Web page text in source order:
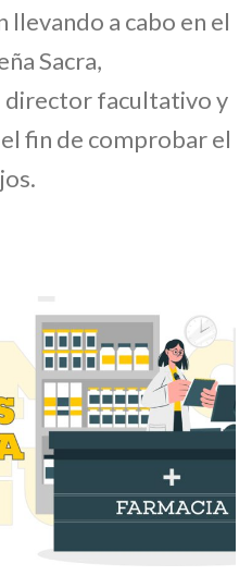
llevando a cabo en el
Sacra,
director facultativo y
fin de comprobar el